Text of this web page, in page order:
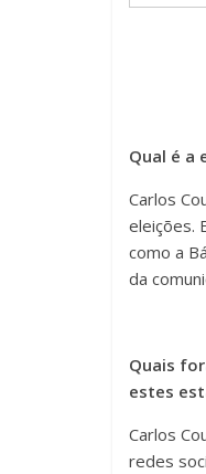
Qual é a
Carlos
eleições.
como a
da
Quais
estes
Carlos
redes